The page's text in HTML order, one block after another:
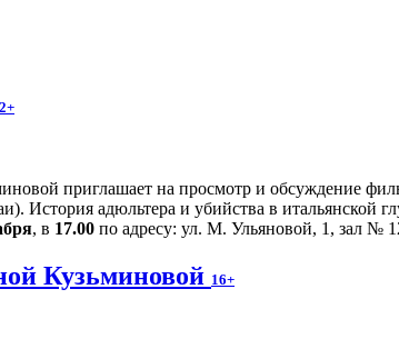
приглашает на просмотр и обсуждение
История адюльтера и убийства в итальянской
, в 17.00 по адресу: ул. М. Ульяновой, 1, зал №
Кузьминовой 16+